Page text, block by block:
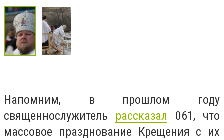
Напомним, в прошлом году
священнослужитель рассказал 061, что
массовое празднование Крещения с их